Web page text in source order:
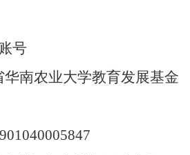
号
华南农业大学教育发展基金